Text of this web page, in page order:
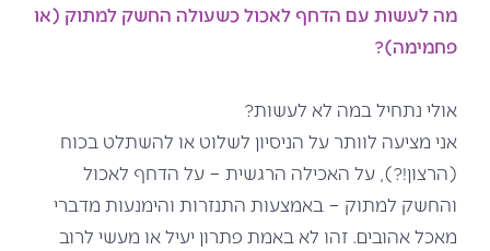
מה לעשות עם הדחף לאכול כשעולה החשק למתוק (או
פחמימה)?
אולי נתחיל במה לא לעשות?
אני מציעה לוותר על הניסיון לשלוט או להשתלט בכוח
(הרצון!?), על האכילה הרגשית – על הדחף לאכול
והחשק למתוק – באמצעות התנזרות והימנעות מדברי
מאכל אהובים. זהו לא באמת פתרון יעיל או מעשי לרוב